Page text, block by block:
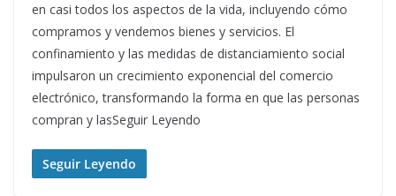
en casi todos los aspectos de la vida, incluyendo cómo
compramos y vendemos bienes y servicios. El
confinamiento y las medidas de distanciamiento social
impulsaron un crecimiento exponencial del comercio
electrónico, transformando la forma en que las personas
compran y lasSeguir Leyendo
Seguir Leyendo